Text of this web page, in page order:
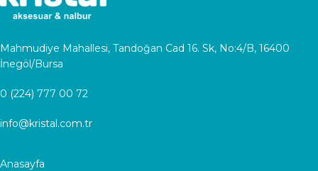
Mahmudiye Mahallesi, Tandoğan Cad 16. Sk, No:4/B, 16400
İnegöl/Bursa
0 (224) 777 00 72
info@kristal.com.tr
Anasayfa